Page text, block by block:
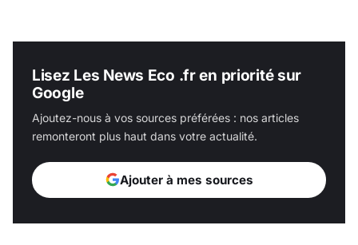
Lisez Les News Eco .fr en priorité sur
Google
Ajoutez-nous à vos sources préférées : nos articles
remonteront plus haut dans votre actualité.
Ajouter à mes sources